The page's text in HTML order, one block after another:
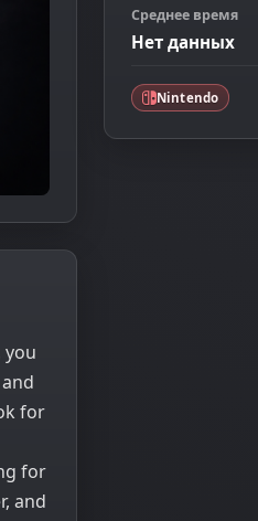
you
for
for
and
Среднее время
Нет данных
Nintendo